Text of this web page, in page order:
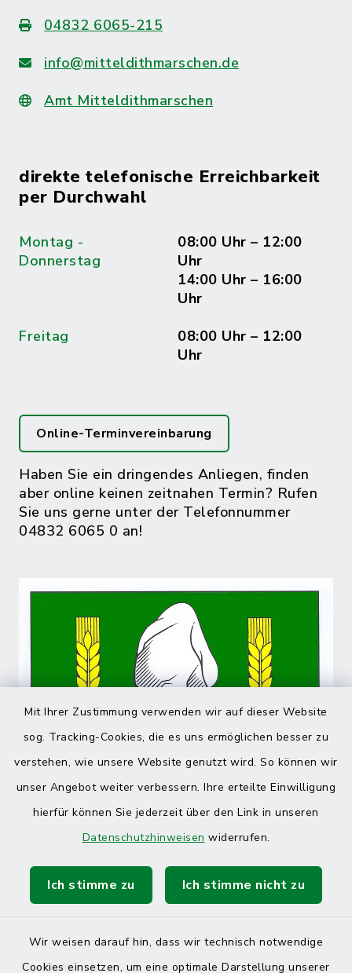
Mit Ihrer Zustimmung verwenden wir auf dieser Website
sog. Tracking-Cookies, die es uns ermöglichen besser zu
verstehen, wie unsere Website genutzt wird. So können wir
unser Angebot weiter verbessern. Ihre erteilte Einwilligung
hierfür können Sie jederzeit über den Link in unseren
Datenschutzhinweisen widerrufen.
Ich stimme zu Ich stimme nicht zu
Wir weisen darauf hin, dass wir technisch notwendige
Cookies einsetzen, um eine optimale Darstellung unserer
04832 6065-215
info@mitteldithmarschen.de
Amt Mitteldithmarschen
direkte telefonische Erreichbarkeit
per Durchwahl
Montag -
Donnerstag
08:00 Uhr – 12:00
Uhr
14:00 Uhr – 16:00
Uhr
Freitag
08:00 Uhr – 12:00
Uhr
Online-Terminvereinbarung
Haben Sie ein dringendes Anliegen, finden
aber online keinen zeitnahen Termin? Rufen
Sie uns gerne unter der Telefonnummer
04832 6065 0 an!